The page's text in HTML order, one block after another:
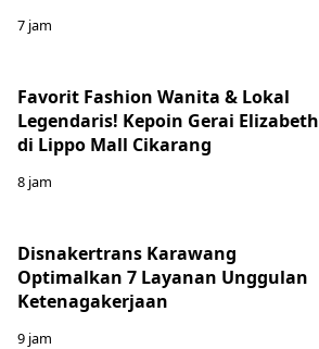
7 jam
Favorit Fashion Wanita & Lokal
Legendaris! Kepoin Gerai Elizabeth
di Lippo Mall Cikarang
8 jam
Disnakertrans Karawang
Optimalkan 7 Layanan Unggulan
Ketenagakerjaan
9 jam